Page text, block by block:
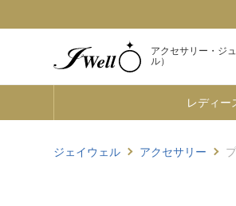
アクセサリー・ジ
ル）
レディー
ジェイウェル アクセサリー